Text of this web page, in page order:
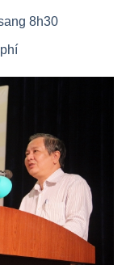
8h30